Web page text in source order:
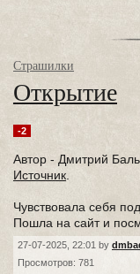
Страшилки
Открытие
-2
Автор - Дмитрий Баль.
Источник
Чувствовала себя
Пошла на сайт и
27-07-2025, 22:01 by
Просмотров: 781